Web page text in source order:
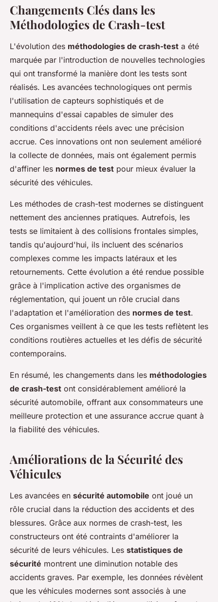
Changements Clés dans les
Méthodologies de Crash-test
L'évolution des méthodologies de crash-test a été
marquée par l'introduction de nouvelles technologies
qui ont transformé la manière dont les tests sont
réalisés. Les avancées technologiques ont permis
l'utilisation de capteurs sophistiqués et de
mannequins d'essai capables de simuler des
conditions d'accidents réels avec une précision
accrue. Ces innovations ont non seulement amélioré
la collecte de données, mais ont également permis
d'affiner les normes de test pour mieux évaluer la
sécurité des véhicules.
Les méthodes de crash-test modernes se distinguent
nettement des anciennes pratiques. Autrefois, les
tests se limitaient à des collisions frontales simples,
tandis qu'aujourd'hui, ils incluent des scénarios
complexes comme les impacts latéraux et les
retournements. Cette évolution a été rendue possible
grâce à l'implication active des organismes de
réglementation, qui jouent un rôle crucial dans
l'adaptation et l'amélioration des normes de test.
Ces organismes veillent à ce que les tests reflètent les
conditions routières actuelles et les défis de sécurité
contemporains.
En résumé, les changements dans les méthodologies
de crash-test ont considérablement amélioré la
sécurité automobile, offrant aux consommateurs une
meilleure protection et une assurance accrue quant à
la fiabilité des véhicules.
Améliorations de la Sécurité des
Véhicules
Les avancées en sécurité automobile ont joué un
rôle crucial dans la réduction des accidents et des
blessures. Grâce aux normes de crash-test, les
constructeurs ont été contraints d'améliorer la
sécurité de leurs véhicules. Les statistiques de
sécurité montrent une diminution notable des
accidents graves. Par exemple, les données révèlent
que les véhicules modernes sont associés à une